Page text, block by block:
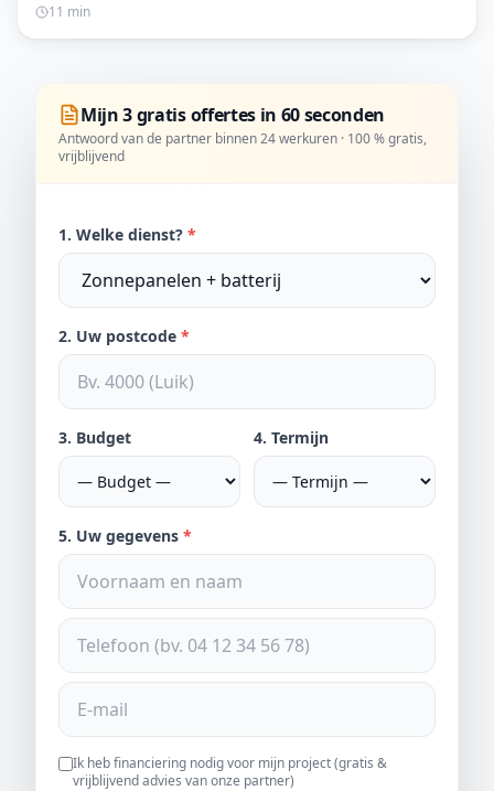
11 min
Mijn 3 gratis offertes in 60 seconden
Antwoord van de partner binnen 24 werkuren · 100 % gratis,
vrijblijvend
1. Welke dienst? *
2. Uw postcode *
3. Budget 4. Termijn
5. Uw gegevens *
Ik heb financiering nodig voor mijn project (gratis &
vrijblijvend advies van onze partner)